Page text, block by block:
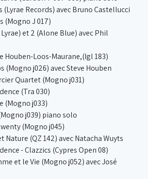
(Lyrae Records) avec Bruno Castellucci
(Mogno J 017)
et 2 (Alone Blue) avec Phil
Houben-Loos-Maurane,(Igl 183)
(Mogno j026) avec Steve Houben
Quartet (Mogno j031)
(Tra 030)
(Mogno j033)
j039) piano solo
(Mogno j045)
Nature (QZ 142) avec Natacha Wuyts
- Clazzics (Cypres Open 08)
et le Vie (Mogno j052) avec José